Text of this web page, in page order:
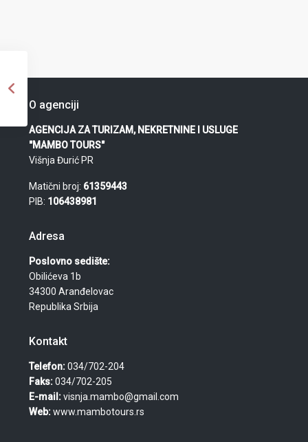
O agenciji
AGENCIJA ZA TURIZAM, NEKRETNINE I USLUGE
"MAMBO TOURS"
Višnja Đurić PR
Matični broj: 61359443
PIB: 106438981
Adresa
Poslovno sedište:
Obilićeva 1b
34300 Aranđelovac
Republika Srbija
Kontakt
Telefon:034/702-204
Faks:034/702-205
E-mail:visnja.mambo@gmail.com
Web:www.mambotours.rs